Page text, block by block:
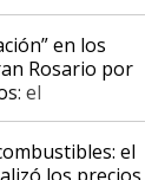
en los
Rosario por
el
de las
tensión tras
de los
el